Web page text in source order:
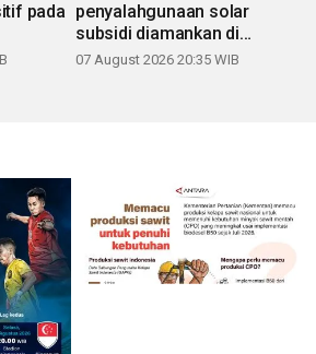
pada penyalahgunaan solar
subsidi diamankan di
Sumbar
07 August 2026 20:35 WIB